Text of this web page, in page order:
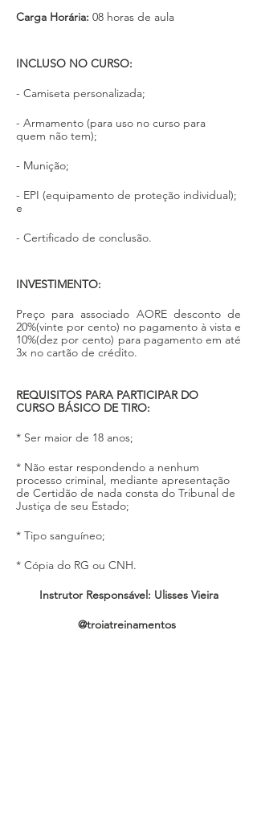
Carga Horária: 08 horas de aula
INCLUSO NO CURSO:
- Camiseta personalizada;
- Armamento (para uso no curso para
quem não tem);
- Munição;
- EPI (equipamento de proteção individual);
e
- Certificado de conclusão.
INVESTIMENTO:
Preço para associado AORE desconto de
20%(vinte por cento) no pagamento à vista e
10%(dez por cento) para pagamento em até
3x no cartão de crédito.
REQUISITOS PARA PARTICIPAR DO
CURSO BÁSICO DE TIRO:
* Ser maior de 18 anos;
* Não estar respondendo a nenhum
processo criminal, mediante apresentação
de Certidão de nada consta do Tribunal de
Justiça de seu Estado;
* Tipo sanguíneo;
* Cópia do RG ou CNH.
Instrutor Responsável: Ulisses Vieira
@troiatreinamentos